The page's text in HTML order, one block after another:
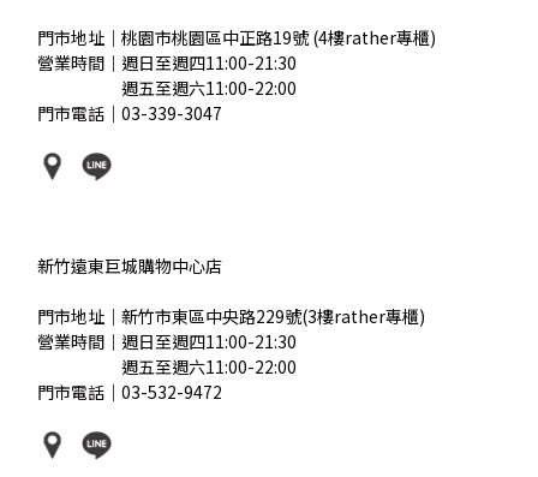
門市地址｜桃園市桃園區中正路19號 (4樓rather專櫃)
營業時間｜週日至週四11:00-21:30
營業時間｜週五至週六11:00-22:00
門市電話｜03-339-3047
新竹遠東巨城購物中心店
門市地址｜新竹市東區中央路229號(3樓rather專櫃)
營業時間｜週日至週四11:00-21:30
營業時間｜週五至週六11:00-22:00
門市電話｜03-532-9472